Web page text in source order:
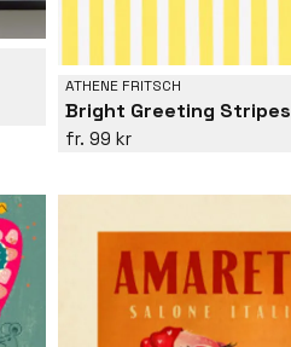
ATHENE FRITSCH
Bright Greeting Stripes
99 kr